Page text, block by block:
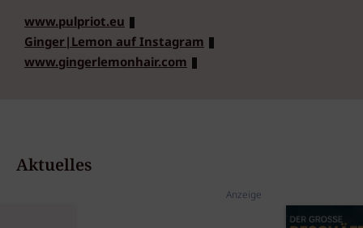
www.pulpriot.eu
Ginger|Lemon auf Instagram
www.gingerlemonhair.com
Aktuelles
Anzeige